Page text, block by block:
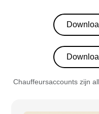
Chauffeursaccounts zijn